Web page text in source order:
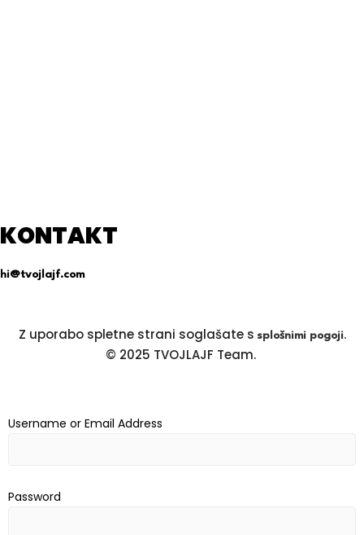
KONTAKT
hi@tvojlajf.com
Z uporabo spletne strani soglašate s splošnimi pogoji.
© 2025 TVOJLAJF Team.
Username or Email Address
Password